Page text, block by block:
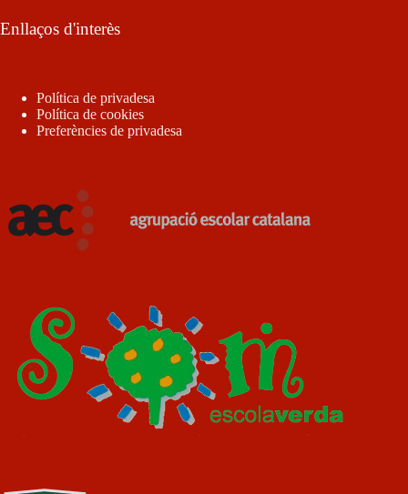
Enllaços d'interès
Política de privadesa
Política de cookies
Preferències de privadesa